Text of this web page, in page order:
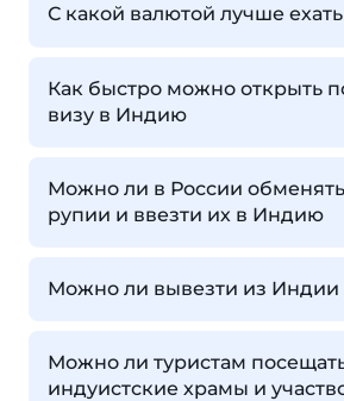
С какой валютой лучше
Как быстро можно открыть
визу в Индию
Можно ли в России
рупии и ввезти их в Индию
Можно ли вывезти из
Можно ли туристам
индуистские храмы и